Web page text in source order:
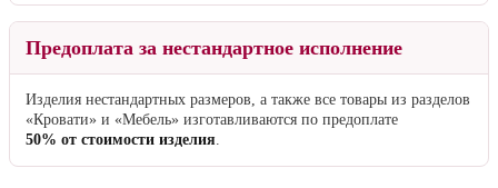
Предоплата за нестандартное исполнение
Изделия нестандартных размеров, а также все товары из разделов
«Кровати» и «Мебель» изготавливаются по предоплате
50% от стоимости изделия.